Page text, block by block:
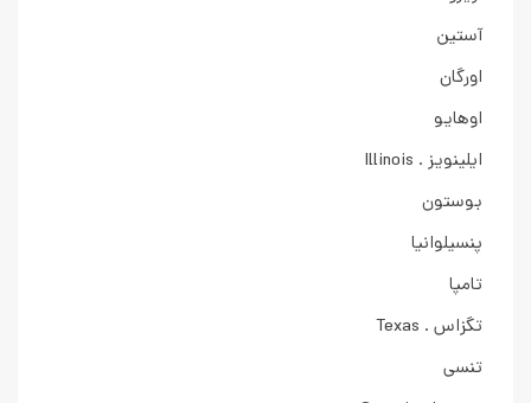
آستین
اورگان
اوهایو
ایلینویز . Illinois
بوستون
پنسیلوانیا
تامپا
تگزاس . Texas
تنسی